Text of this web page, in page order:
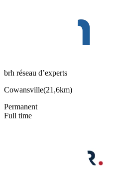
brh réseau d’experts
Cowansville(21,6km)
Permanent
Full time